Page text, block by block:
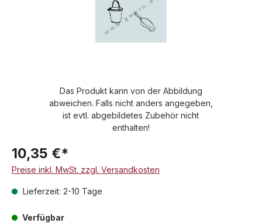
Das Produkt kann von der Abbildung
abweichen. Falls nicht anders angegeben,
ist evtl. abgebildetes Zubehör nicht
enthalten!
10,35 €*
Preise inkl. MwSt. zzgl. Versandkosten
Lieferzeit: 2-10 Tage
Verfügbar